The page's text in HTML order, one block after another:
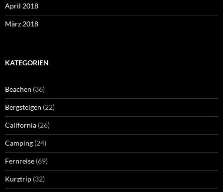
April 2018
März 2018
KATEGORIEN
Beachen (36)
Bergsteigen (22)
California (26)
Camping (24)
Fernreise (69)
Kurztrip (32)